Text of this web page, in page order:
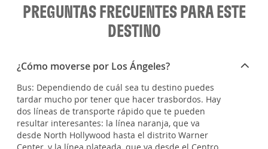
PREGUNTAS FRECUENTES PARA ESTE
DESTINO
¿Cómo moverse por Los Ángeles?
Bus: Dependiendo de cuál sea tu destino puedes
tardar mucho por tener que hacer trasbordos. Hay
dos líneas de transporte rápido que te pueden
resultar interesantes: la línea naranja, que va
desde North Hollywood hasta el distrito Warner